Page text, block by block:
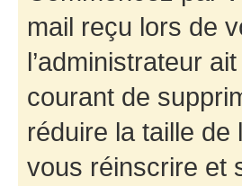
mail reçu lors de
l’administrateur
courant de
réduire la taille
vous réinscrire et